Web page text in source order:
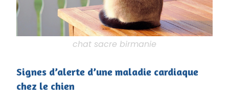
chat sacre birmanie
Signes d’alerte d’une maladie cardiaque
chez le chien